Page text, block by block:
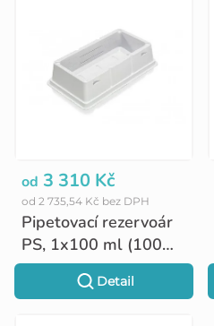
o
d
u
k
t
Pipetovací rezervoár
PS, 1x100 ml (100
ks)
od 2 735,54 Kč bez DPH
od 3 310 Kč
Detail